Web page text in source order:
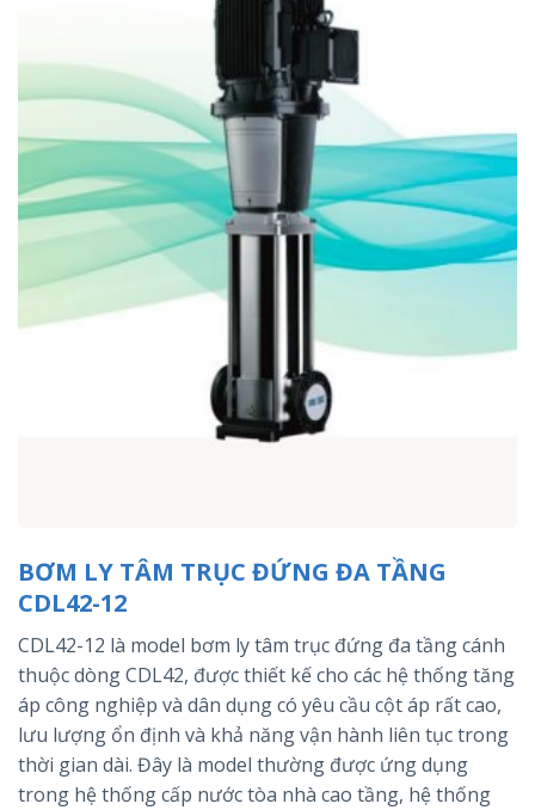
BƠM LY TÂM TRỤC ĐỨNG ĐA TẦNG
CDL42-12
CDL42-12 là model bơm ly tâm trục đứng đa tầng cánh
thuộc dòng CDL42, được thiết kế cho các hệ thống tăng
áp công nghiệp và dân dụng có yêu cầu cột áp rất cao,
lưu lượng ổn định và khả năng vận hành liên tục trong
thời gian dài. Đây là model thường được ứng dụng
trong hệ thống cấp nước tòa nhà cao tầng, hệ thống